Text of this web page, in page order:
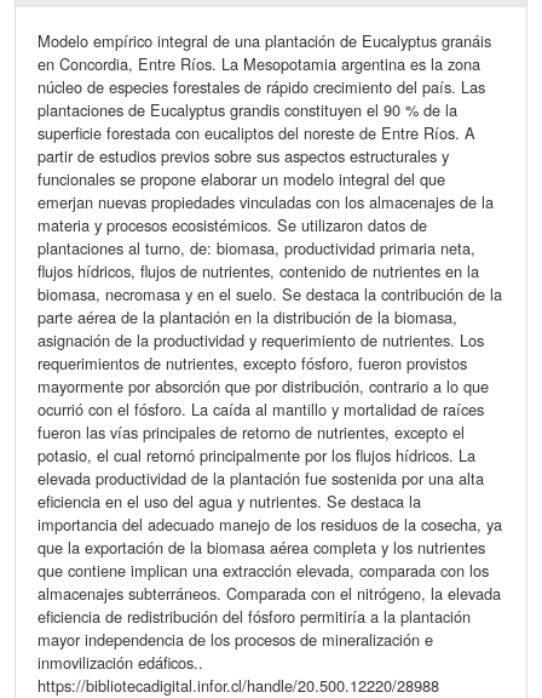
Modelo empírico integral de una plantación de Eucalyptus granáis
en Concordia, Entre Ríos. La Mesopotamia argentina es la zona
núcleo de especies forestales de rápido crecimiento del país. Las
plantaciones de Eucalyptus grandis constituyen el 90 % de la
superficie forestada con eucaliptos del noreste de Entre Ríos. A
partir de estudios previos sobre sus aspectos estructurales y
funcionales se propone elaborar un modelo integral del que
emerjan nuevas propiedades vinculadas con los almacenajes de la
materia y procesos ecosistémicos. Se utilizaron datos de
plantaciones al turno, de: biomasa, productividad primaria neta,
flujos hídricos, flujos de nutrientes, contenido de nutrientes en la
biomasa, necromasa y en el suelo. Se destaca la contribución de la
parte aérea de la plantación en la distribución de la biomasa,
asignación de la productividad y requerimiento de nutrientes. Los
requerimientos de nutrientes, excepto fósforo, fueron provistos
mayormente por absorción que por distribución, contrario a lo que
ocurrió con el fósforo. La caída al mantillo y mortalidad de raíces
fueron las vías principales de retorno de nutrientes, excepto el
potasio, el cual retornó principalmente por los flujos hídricos. La
elevada productividad de la plantación fue sostenida por una alta
eficiencia en el uso del agua y nutrientes. Se destaca la
importancia del adecuado manejo de los residuos de la cosecha, ya
que la exportación de la biomasa aérea completa y los nutrientes
que contiene implican una extracción elevada, comparada con los
almacenajes subterráneos. Comparada con el nitrógeno, la elevada
eficiencia de redistribución del fósforo permitiría a la plantación
mayor independencia de los procesos de mineralización e
inmovilización edáficos..
https://bibliotecadigital.infor.cl/handle/20.500.12220/28988